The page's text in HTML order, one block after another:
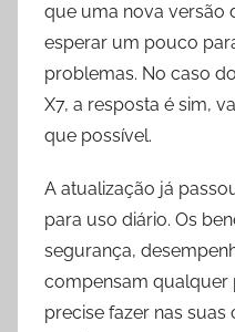
que uma nova versão
esperar um pouco
problemas. No caso
X7, a resposta é sim,
que possível.
A atualização já
para uso diário. Os
segurança,
compensam qualquer
precise fazer nas